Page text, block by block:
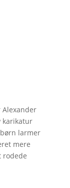
Alexander
karikatur
larmer
mere
rodede